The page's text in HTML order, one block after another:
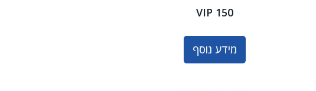
VIP 150
מידע נוסף